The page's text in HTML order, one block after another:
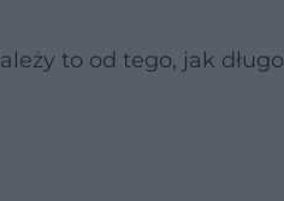
to od tego, jak długo